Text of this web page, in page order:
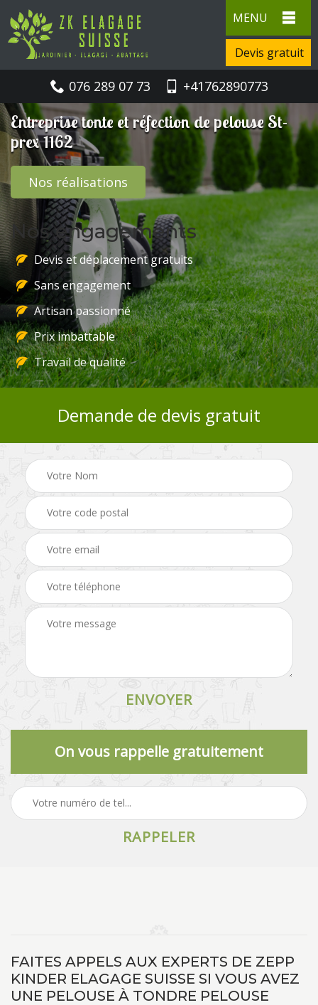
MENU
Devis gratuit
076 289 07 73 +41762890773
Entreprise tonte et réfection de pelouse St-
prex 1162
Nos réalisations
Nos engagements
Devis et déplacement gratuits
Sans engagement
Artisan passionné
Prix imbattable
Travail de qualité
Demande de devis gratuit
On vous rappelle gratuitement
FAITES APPELS AUX EXPERTS DE ZEPP
KINDER ELAGAGE SUISSE SI VOUS AVEZ
UNE PELOUSE À TONDRE PELOUSE